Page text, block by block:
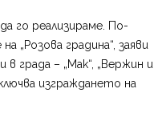
го реализираме. По-
градина“, заяви
града – „Мак“, „Вержин и
изграждането на